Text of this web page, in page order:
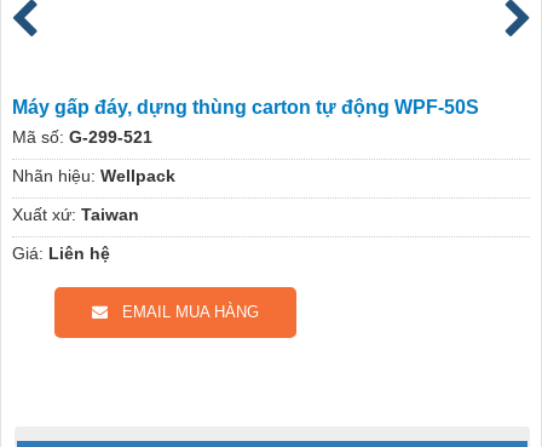
Máy gấp đáy, dựng thùng carton tự động WPF-50S
Mã số: G-299-521
Nhãn hiệu: Wellpack
Xuất xứ: Taiwan
Giá: Liên hệ
EMAIL MUA HÀNG